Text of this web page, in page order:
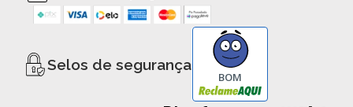
Selos de segurança
BOM